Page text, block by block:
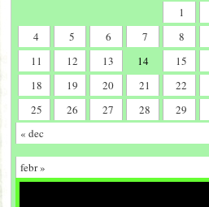
1
4
5 6 7 8
11
12 13 14 15
18
19 20 21 22
25
26 27 28 29
« dec
febr »